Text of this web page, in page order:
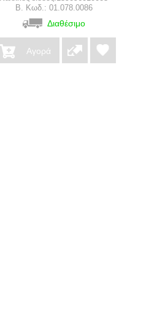
B. Κωδ.: 01.078.0086
Διαθέσιμο
Αγορά